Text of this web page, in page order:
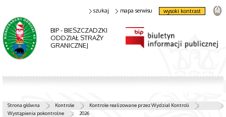
BIP - BIESZCZADZKI
ODDZIAŁ STRAŻY
GRANICZNEJ
szukaj mapa serwisu wysoki kontrast
Strona główna Kontrole
Kontrole realizowane przez Wydział Kontroli
Wystąpienia pokontrolne
2026